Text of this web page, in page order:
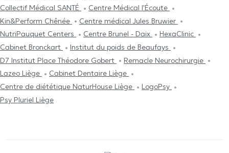
Collectif Médical SANTÉ
Centre Médical l'Écoute
Kin&Perform Chênée
Centre médical Jules Bruwier
NutriPauquet Centers
Centre Brunel - Daix
HexaClinic
Cabinet Bronckart
Institut du poids de Beaufays
D7 Institut Place Théodore Gobert
Remacle Neurochirurgie
Lazeo Liège
Cabinet Dentaire Liège
Centre de diététique NaturHouse Liège
LogoPsy
Psy Pluriel Liège